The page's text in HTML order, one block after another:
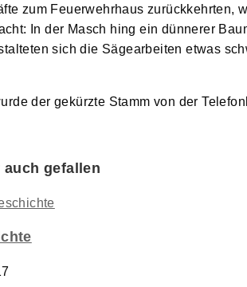
zum Feuerwehrhaus zurückkehrten,
In der Masch hing ein dünnerer
sich die Sägearbeiten etwas
der gekürzte Stamm von der
gefallen